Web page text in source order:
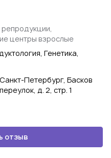
центры взрослые
Генетика,
Санкт-Петербург, Басков
переулок, д. 2, стр. 1
отзыв